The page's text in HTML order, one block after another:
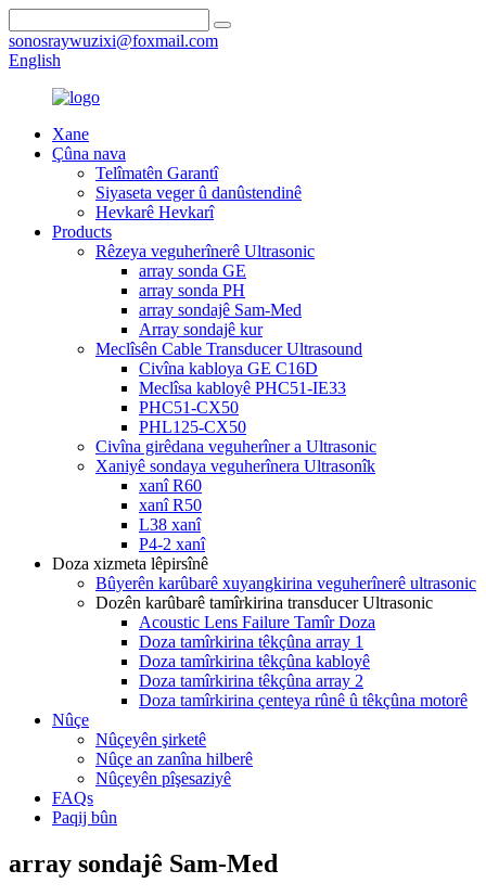
sonosraywuzixi@foxmail.com
English
Xane
Çûna nava
Telîmatên Garantî
Siyaseta veger û danûstendinê
Hevkarê Hevkarî
Products
Rêzeya veguherînerê Ultrasonic
array sonda GE
array sonda PH
array sondajê Sam-Med
Array sondajê kur
Meclîsên Cable Transducer Ultrasound
Civîna kabloya GE C16D
Meclîsa kabloyê PHC51-IE33
PHC51-CX50
PHL125-CX50
Civîna girêdana veguherîner a Ultrasonic
Xaniyê sondaya veguherînera Ultrasonîk
xanî R60
xanî R50
L38 xanî
P4-2 xanî
Doza xizmeta lêpirsînê
Bûyerên karûbarê xuyangkirina veguherînerê ultrasonic
Dozên karûbarê tamîrkirina transducer Ultrasonic
Acoustic Lens Failure Tamîr Doza
Doza tamîrkirina têkçûna array 1
Doza tamîrkirina têkçûna kabloyê
Doza tamîrkirina têkçûna array 2
Doza tamîrkirina çenteya rûnê û têkçûna motorê
Nûçe
Nûçeyên şirketê
Nûçe an zanîna hilberê
Nûçeyên pîşesaziyê
FAQs
Paqij bûn
array sondajê Sam-Med